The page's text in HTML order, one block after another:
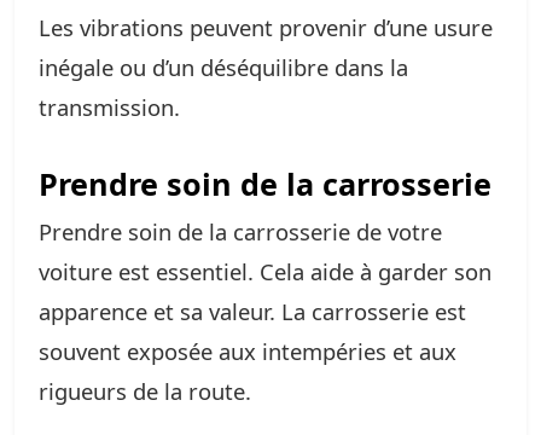
Les vibrations peuvent provenir d’une usure
inégale ou d’un déséquilibre dans la
transmission.
Prendre soin de la carrosserie
Prendre soin de la carrosserie de votre
voiture est essentiel. Cela aide à garder son
apparence et sa valeur. La carrosserie est
souvent exposée aux intempéries et aux
rigueurs de la route.